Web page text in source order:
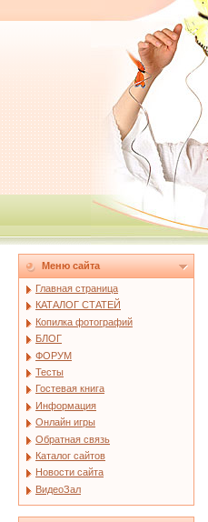
Меню сайта
Главная страница
КАТАЛОГ СТАТЕЙ
Копилка фотографий
БЛОГ
ФОРУМ
Тесты
Гостевая книга
Информация
Онлайн игры
Обратная связь
Каталог сайтов
Новости сайта
ВидеоЗал